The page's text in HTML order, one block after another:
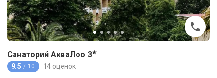
Санаторий АкваЛоо 3★
9.5 / 10 14 оценок